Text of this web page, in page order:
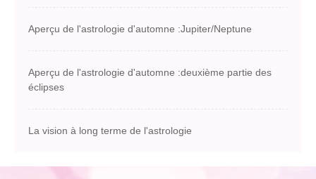
Aperçu de l'astrologie d'automne :Jupiter/Neptune
Aperçu de l'astrologie d'automne :deuxième partie des
éclipses
La vision à long terme de l'astrologie